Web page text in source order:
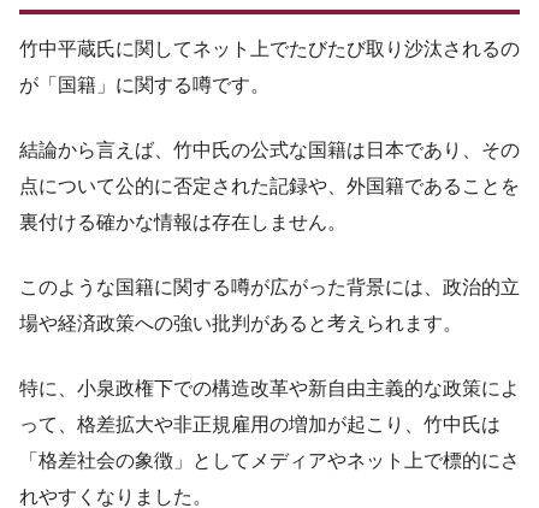
竹中平蔵氏に関してネット上でたびたび取り沙汰されるの
が「国籍」に関する噂です。
結論から言えば、竹中氏の公式な国籍は日本であり、その
点について公的に否定された記録や、外国籍であることを
裏付ける確かな情報は存在しません。
このような国籍に関する噂が広がった背景には、政治的立
場や経済政策への強い批判があると考えられます。
特に、小泉政権下での構造改革や新自由主義的な政策によ
って、格差拡大や非正規雇用の増加が起こり、竹中氏は
「格差社会の象徴」としてメディアやネット上で標的にさ
れやすくなりました。